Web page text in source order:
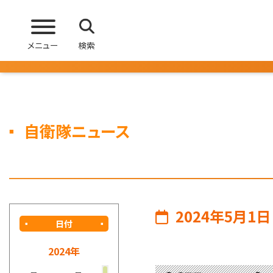
メニュー 検索
自衛隊ニュース
日付
2024年
2024年5月1日